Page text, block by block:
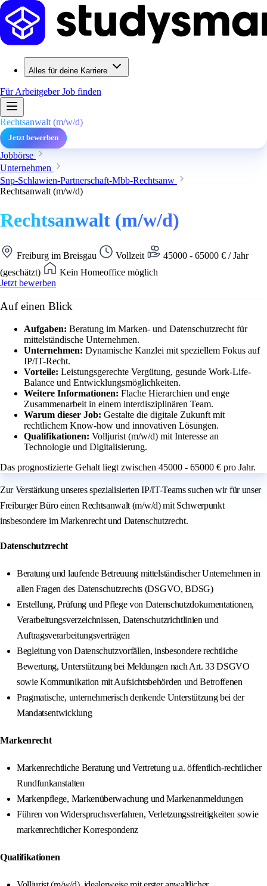
Alles für deine Karriere
Für ArbeitgeberJob finden
Rechtsanwalt (m/w/d)
Jetzt bewerben
Jobbörse
Unternehmen
Snp-Schlawien-Partnerschaft-Mbb-Rechtsanw
Rechtsanwalt (m/w/d)
Rechtsanwalt (m/w/d)
Freiburg im Breisgau Vollzeit
45000 - 65000 € / Jahr
(geschätzt)
Kein Homeoffice möglich
Jetzt bewerben
Auf einen Blick
Aufgaben: Beratung im Marken- und Datenschutzrecht für
mittelständische Unternehmen.
Unternehmen: Dynamische Kanzlei mit speziellem Fokus auf
IP/IT-Recht.
Vorteile: Leistungsgerechte Vergütung, gesunde Work-Life-
Balance und Entwicklungsmöglichkeiten.
Weitere Informationen: Flache Hierarchien und enge
Zusammenarbeit in einem interdisziplinären Team.
Warum dieser Job: Gestalte die digitale Zukunft mit
rechtlichem Know-how und innovativen Lösungen.
Qualifikationen: Volljurist (m/w/d) mit Interesse an
Technologie und Digitalisierung.
Das prognostizierte Gehalt liegt zwischen 45000 - 65000 € pro Jahr.
Zur Verstärkung unseres spezialisierten IP/IT-Teams suchen wir für unser
Freiburger Büro einen Rechtsanwalt (m/w/d) mit Schwerpunkt
insbesondere im Markenrecht und Datenschutzrecht.
Datenschutzrecht
Beratung und laufende Betreuung mittelständischer Unternehmen in
allen Fragen des Datenschutzrechts (DSGVO, BDSG)
Erstellung, Prüfung und Pflege von Datenschutzdokumentationen,
Verarbeitungsverzeichnissen, Datenschutzrichtlinien und
Auftragsverarbeitungsverträgen
Begleitung von Datenschutzvorfällen, insbesondere rechtliche
Bewertung, Unterstützung bei Meldungen nach Art. 33 DSGVO
sowie Kommunikation mit Aufsichtsbehörden und Betroffenen
Pragmatische, unternehmerisch denkende Unterstützung bei der
Mandatsentwicklung
Markenrecht
Markenrechtliche Beratung und Vertretung u.a. öffentlich-rechtlicher
Rundfunkanstalten
Markenpflege, Markenüberwachung und Markenanmeldungen
Führen von Widerspruchsverfahren, Verletzungsstreitigkeiten sowie
markenrechtlicher Korrespondenz
Qualifikationen